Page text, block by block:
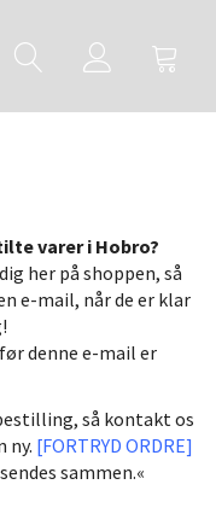
varer i Hobro?
her på shoppen, så
e-mail, når de er klar
denne e-mail er
så kontakt os
ny. [FORTRYD ORDRE]
sammen.«